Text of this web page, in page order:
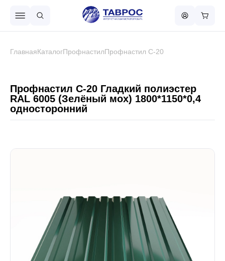
Металлочерепица
Сваи винтовые
Забор
ГлавнаяКаталогПрофнастилПрофнастил С-20
Профнастил С-20 Гладкий полиэстер
RAL 6005 (Зелёный мох) 1800*1150*0,4
односторонний